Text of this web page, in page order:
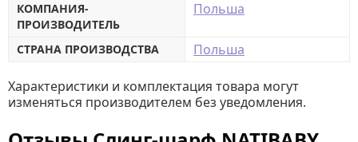
КОМПАНИЯ-
ПРОИЗВОДИТЕЛЬ
Польша
СТРАНА ПРОИЗВОДСТВА Польша
Характеристики и комплектация товара могут
изменяться производителем без уведомления.